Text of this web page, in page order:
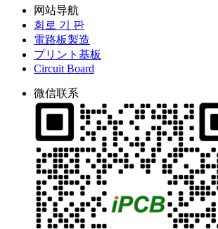
网站导航
회로 기 판
電路板製造
プリント基板
Circuit Board
微信联系